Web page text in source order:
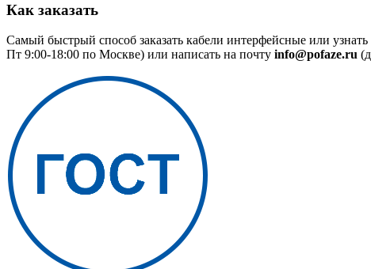
Как заказать
Самый быстрый способ заказать кабели интерфейсные или
Пт 9:00-18:00 по Москве) или написать на почту info@pofaze.ru